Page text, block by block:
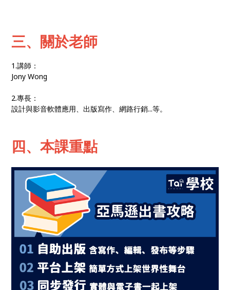
三、關於老師
1.講師：
Jony Wong
2.專長：
設計與影音軟體應用、出版寫作、網路行銷...等。
四、本課重點